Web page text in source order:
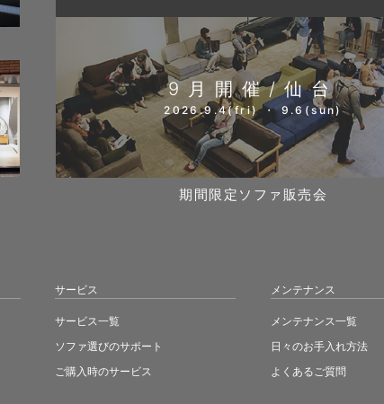
9月開催/仙台
2026.9.4(fri) ・ 9.6(sun)
期間限定ソファ販売会
サービス
サービス一覧
ソファ選びのサポート
ご購入時のサービス
メンテナンス
メンテナンス一覧
日々のお手入れ方法
よくあるご質問